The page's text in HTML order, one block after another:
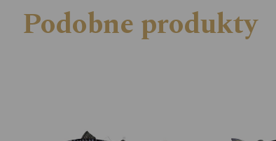
Podobne produkty